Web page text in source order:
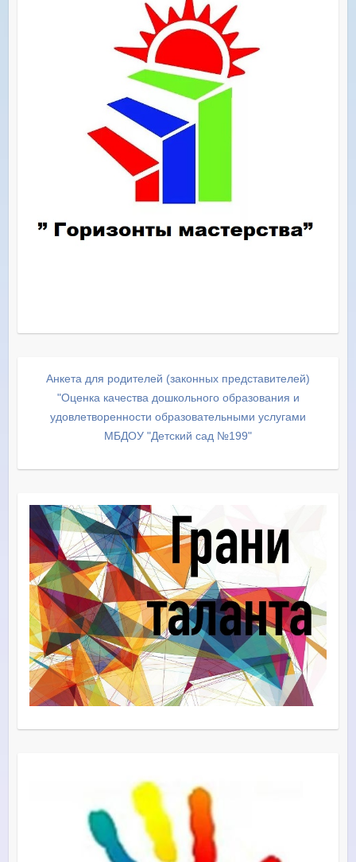
Анкета для родителей (законных представителей)
"Оценка качества дошкольного образования и
удовлетворенности образовательными услугами
МБДОУ "Детский сад №199"